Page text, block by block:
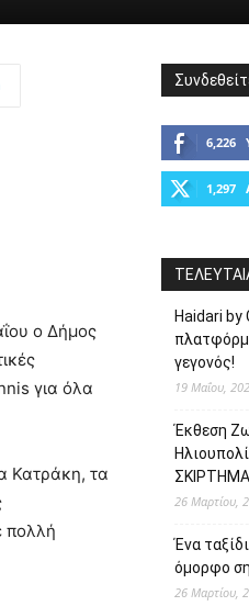
ο Δήμος
για όλα
Κατράκη, τα
πολλή
6,226
1,297
Haidari by
γεγονός!
19 Μαΐου,
Έκθεση
26 Μαρτίου,
Ένα
όμορφο
26 Μαρτίου,